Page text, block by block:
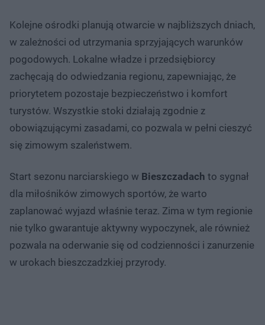
Kolejne ośrodki planują otwarcie w najbliższych dniach,
w zależności od utrzymania sprzyjających warunków
pogodowych. Lokalne władze i przedsiębiorcy
zachęcają do odwiedzania regionu, zapewniając, że
priorytetem pozostaje bezpieczeństwo i komfort
turystów. Wszystkie stoki działają zgodnie z
obowiązującymi zasadami, co pozwala w pełni cieszyć
się zimowym szaleństwem.
Start sezonu narciarskiego w Bieszczadach to sygnał
dla miłośników zimowych sportów, że warto
zaplanować wyjazd właśnie teraz. Zima w tym regionie
nie tylko gwarantuje aktywny wypoczynek, ale również
pozwala na oderwanie się od codzienności i zanurzenie
w urokach bieszczadzkiej przyrody.